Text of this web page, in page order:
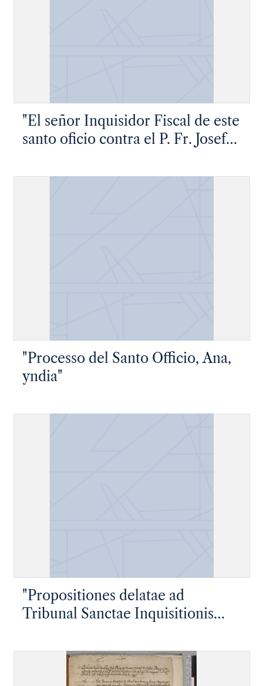
"El señor Inquisidor Fiscal de este
santo oficio contra el P. Fr. Josef
"Processo del Santo Officio, Ana,
yndia"
"Propositiones delatae ad
Tribunal Sanctae Inquisitionis
Vuadingi tomo 1 in 3a. Par..."